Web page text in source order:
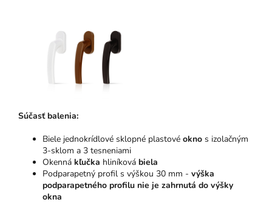
Súčasť balenia:
Biele jednokrídlové sklopné plastové okno s izolačným
3-sklom a 3 tesneniami
Okenná kľučka hliníková biela
Podparapetný profil s výškou 30 mm - výška
podparapetného profilu nie je zahrnutá do výšky
okna